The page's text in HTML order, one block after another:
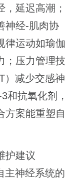
延迟高潮；
神经-肌肉协
律运动如瑜伽
；压力管理技
）减少交感神
和抗氧化剂，
方案能重塑自
护建议
主神经系统的